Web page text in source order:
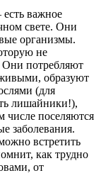
важное
свете. Они
организмы.
не
Они потребляют
образуют
(для
лишайники!),
числе поселяются
заболевания.
встретить
как трудно
от